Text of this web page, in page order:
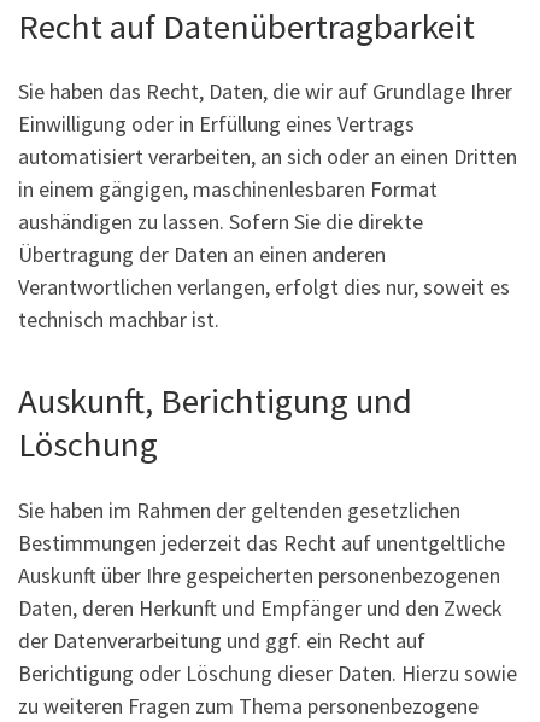
Recht auf Daten­übertrag­barkeit
Sie haben das Recht, Daten, die wir auf Grundlage Ihrer
Einwilligung oder in Erfüllung eines Vertrags
automatisiert verarbeiten, an sich oder an einen Dritten
in einem gängigen, maschinenlesbaren Format
aushändigen zu lassen. Sofern Sie die direkte
Übertragung der Daten an einen anderen
Verantwortlichen verlangen, erfolgt dies nur, soweit es
technisch machbar ist.
Auskunft, Berichtigung und
Löschung
Sie haben im Rahmen der geltenden gesetzlichen
Bestimmungen jederzeit das Recht auf unentgeltliche
Auskunft über Ihre gespeicherten personenbezogenen
Daten, deren Herkunft und Empfänger und den Zweck
der Datenverarbeitung und ggf. ein Recht auf
Berichtigung oder Löschung dieser Daten. Hierzu sowie
zu weiteren Fragen zum Thema personenbezogene